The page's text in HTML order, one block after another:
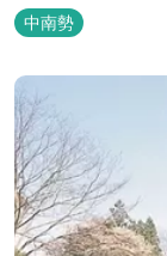
場34台、全室Wi-Fi
なホテルライフをご
中南勢